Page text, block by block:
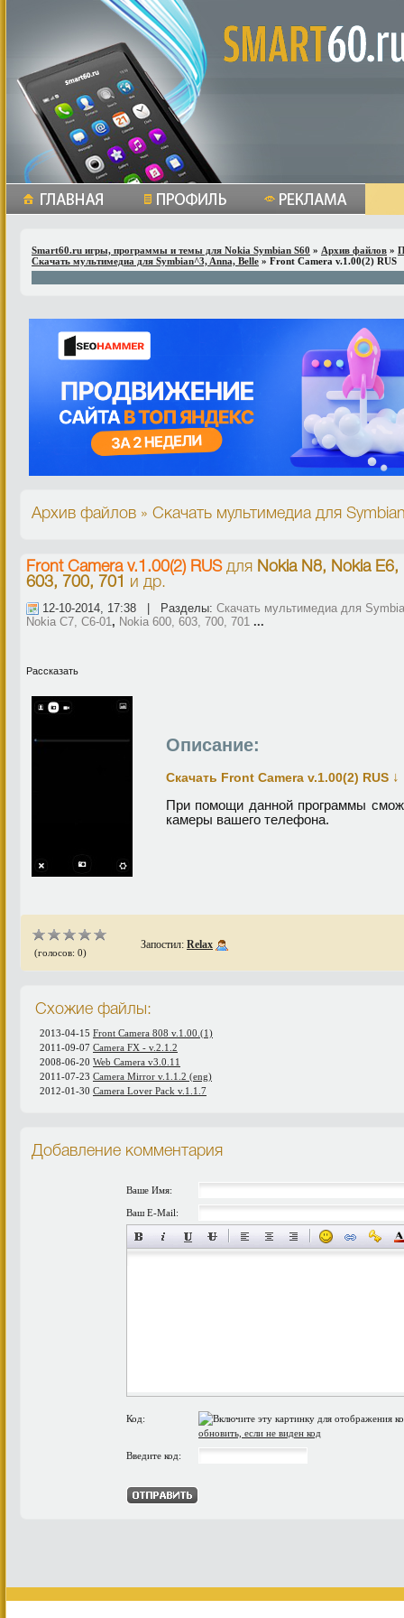
Smart60.ru игры, программы и темы для Nokia Symbian S60 » Архив файлов »
Скачать мультимедиа для Symbian^3, Anna, Belle » Front Camera v.1.00(2) RUS
Архив файлов » Скачать мультимедиа для
Front Camera v.1.00(2) RUSдля Nokia N8, Nokia
603, 700, 701
и др.
12-10-2014, 17:38 | Разделы: Скачать мультимедиа для
Nokia C7, C6-01 , Nokia 600, 603, 700, 701 ...
Рассказать
Описание:
Скачать Front Camera v.1.00(2) RUS ↓
При помощи данной программы
камеры вашего телефона.
(голосов: 0)
Запостил: Relax
Схожие файлы:
2013-04-15 Front Camera 808 v.1.00.(1)
2011-09-07 Camera FX - v.2.1.2
2008-06-20 Web Camera v3.0.11
2011-07-23 Camera Mirror v.1.1.2 (eng)
2012-01-30 Camera Lover Pack v.1.1.7
Добавление комментария
Ваше Имя:
Ваш E-Mail:
Код:
обновить, если не виден код
Введите код: